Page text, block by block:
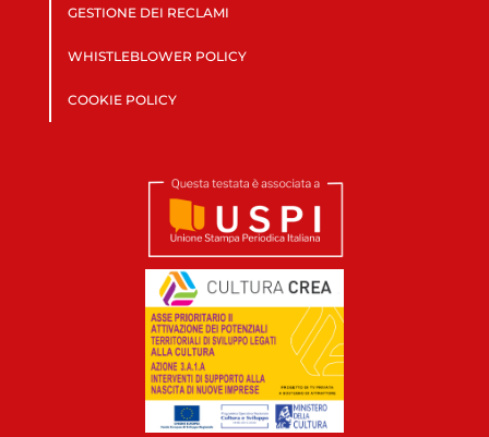
GESTIONE DEI RECLAMI
WHISTLEBLOWER POLICY
COOKIE POLICY